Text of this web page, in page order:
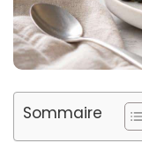
Sommaire